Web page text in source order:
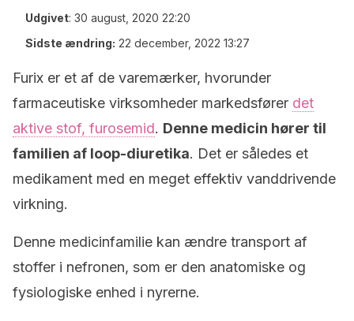
Udgivet: 30 august, 2020 22:20
Sidste ændring: 22 december, 2022 13:27
Furix er et af de varemærker, hvorunder
farmaceutiske virksomheder markedsfører det
aktive stof, furosemid. Denne medicin hører til
familien af ​​loop-diuretika. Det er således et
medikament med en meget effektiv vanddrivende
virkning.
Denne medicinfamilie kan ændre transport af
stoffer i nefronen, som er den anatomiske og
fysiologiske enhed i nyrerne.